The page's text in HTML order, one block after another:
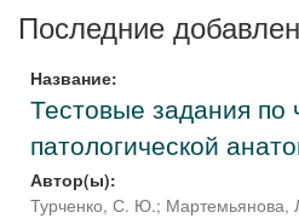
Последние
Название:
Тестовые задания по
патологической
Автор(ы):
Турченко, С. Ю.; Мартемьянова,